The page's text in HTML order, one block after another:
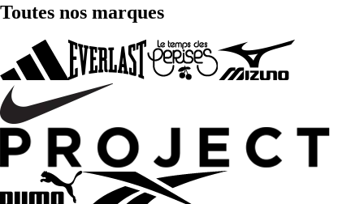
Toutes nos marques